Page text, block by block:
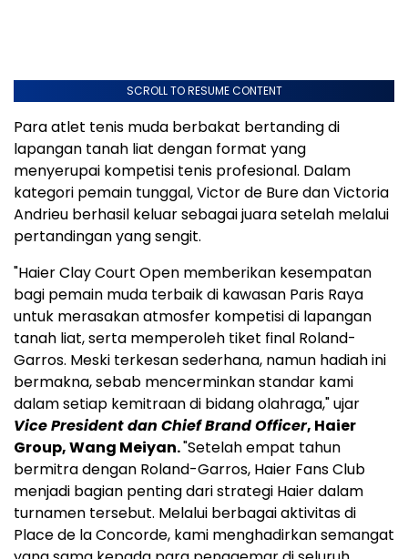
SCROLL TO RESUME CONTENT
Para atlet tenis muda berbakat bertanding di
lapangan tanah liat dengan format yang
menyerupai kompetisi tenis profesional. Dalam
kategori pemain tunggal, Victor de Bure dan Victoria
Andrieu berhasil keluar sebagai juara setelah melalui
pertandingan yang sengit.
"Haier Clay Court Open memberikan kesempatan
bagi pemain muda terbaik di kawasan Paris Raya
untuk merasakan atmosfer kompetisi di lapangan
tanah liat, serta memperoleh tiket final Roland-
Garros. Meski terkesan sederhana, namun hadiah ini
bermakna, sebab mencerminkan standar kami
dalam setiap kemitraan di bidang olahraga," ujar
Vice President dan Chief Brand Officer, Haier
Group, Wang Meiyan."Setelah empat tahun
bermitra dengan Roland-Garros, Haier Fans Club
menjadi bagian penting dari strategi Haier dalam
turnamen tersebut. Melalui berbagai aktivitas di
Place de la Concorde, kami menghadirkan semangat